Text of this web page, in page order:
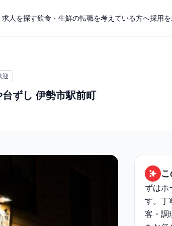
求人を探す飲食・生鮮の転職を考えている方へ採用
迎
ずし 伊勢市駅前町
ずはホ
す。丁
客・調